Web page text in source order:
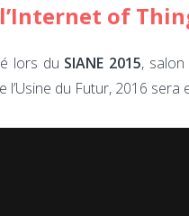
of
lors du SIANE 2015,
l’Usine du Futur, 2016